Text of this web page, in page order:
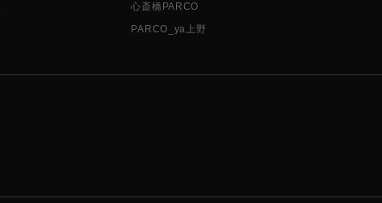
心斎橋PARCO
PARCO_ya上野